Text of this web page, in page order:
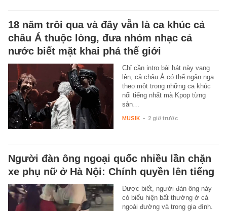
18 năm trôi qua và đây vẫn là ca khúc cả
châu Á thuộc lòng, đưa nhóm nhạc cả
nước biết mặt khai phá thế giới
Chỉ cần intro bài hát này vang
lên, cả châu Á có thể ngân nga
theo một trong những ca khúc
nổi tiếng nhất mà Kpop từng
sản…
MUSIK - 2 giờ trước
Người đàn ông ngoại quốc nhiều lần chặn
xe phụ nữ ở Hà Nội: Chính quyền lên tiếng
Được biết, người đàn ông này
có biểu hiện bất thường ở cả
ngoài đường và trong gia đình.